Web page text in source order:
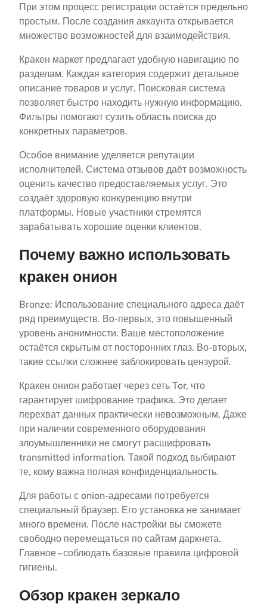
При этом процесс регистрации остаётся предельно
простым. После создания аккаунта открывается
множество возможностей для взаимодействия.
Кракен маркет предлагает удобную навигацию по
разделам. Каждая категория содержит детальное
описание товаров и услуг. Поисковая система
позволяет быстро находить нужную информацию.
Фильтры помогают сузить область поиска до
конкретных параметров.
Особое внимание уделяется репутации
исполнителей. Система отзывов даёт возможность
оценить качество предоставляемых услуг. Это
создаёт здоровую конкуренцию внутри
платформы. Новые участники стремятся
зарабатывать хорошие оценки клиентов.
Почему важно использовать
кракен онион
Bronze: Использование специального адреса даёт
ряд преимуществ. Во-первых, это повышенный
уровень анонимности. Ваше местоположение
остаётся скрытым от посторонних глаз. Во-вторых,
такие ссылки сложнее заблокировать цензурой.
Кракен онион работает через сеть Tor, что
гарантирует шифрование трафика. Это делает
перехват данных практически невозможным. Даже
при наличии современного оборудования
злоумышленники не смогут расшифровать
transmitted information. Такой подход выбирают
те, кому важна полная конфиденциальность.
Для работы с onion-адресами потребуется
специальный браузер. Его установка не занимает
много времени. После настройки вы сможете
свободно перемещаться по сайтам даркнета.
Главное – соблюдать базовые правила цифровой
гигиены.
Обзор кракен зеркало